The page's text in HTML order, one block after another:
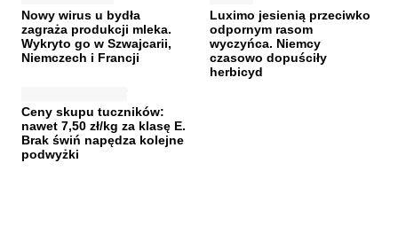
Nowy wirus u bydła
zagraża produkcji mleka.
Wykryto go w Szwajcarii,
Niemczech i Francji
Luximo jesienią przeciwko
odpornym rasom
wyczyńca. Niemcy
czasowo dopuściły
herbicyd
Ceny skupu tuczników:
nawet 7,50 zł/kg za klasę E.
Brak świń napędza kolejne
podwyżki